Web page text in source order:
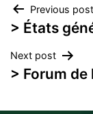
de
l’article
Previous post
> États
Next post
> Forum de